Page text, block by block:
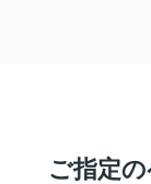
ご指定